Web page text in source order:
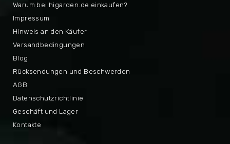
Warum bei higarden.de einkaufen?
Rücksendungen und Beschwerden
Impressum
AGB
Hinweis an den Käufer
Datenschutzrichtlinie
Versandbedingungen
Geschäft und Lager
Blog
Kontakte